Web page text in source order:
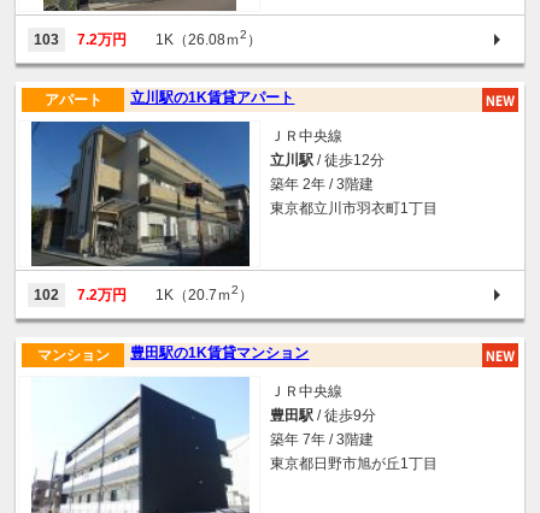
103 7.2万円 1K（26.08ｍ2 ）
立川駅の1K賃貸アパート
アパート
ＪＲ中央線
立川駅 / 徒歩12分
築年 2年 / 3階建
東京都立川市羽衣町1丁目
102 7.2万円 1K（20.7ｍ2 ）
豊田駅の1K賃貸マンション
マンション
ＪＲ中央線
豊田駅 / 徒歩9分
築年 7年 / 3階建
東京都日野市旭が丘1丁目